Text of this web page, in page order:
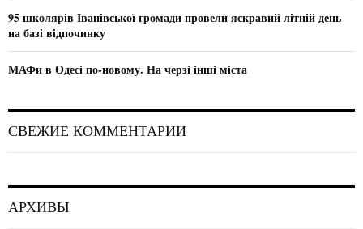
95 школярів Іванівської громади провели яскравий літній день
на базі відпочинку
МАФи в Одесі по-новому. На черзі інші міста
СВЕЖИЕ КОММЕНТАРИИ
АРХИВЫ